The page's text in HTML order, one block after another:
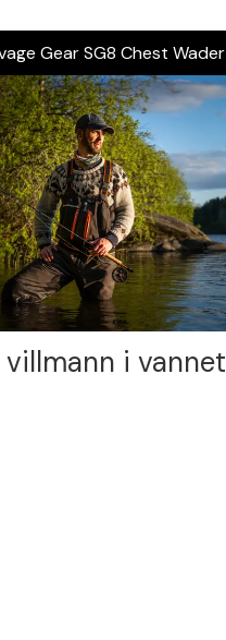
Gear SG8 Chest Wader
villmann i vannet